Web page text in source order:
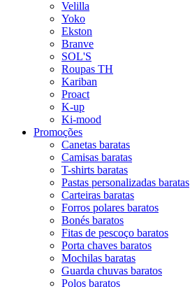
Velilla
Yoko
Ekston
Branve
SOL'S
Roupas TH
Kariban
Proact
K-up
Ki-mood
Promoções
Canetas baratas
Camisas baratas
T-shirts baratas
Pastas personalizadas baratas
Carteiras baratas
Forros polares baratos
Bonés baratos
Fitas de pescoço baratos
Porta chaves baratos
Mochilas baratas
Guarda chuvas baratos
Polos baratos